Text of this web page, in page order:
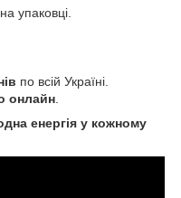
упаковці.
по всій Україні.
онлайн.
енергія у кожному